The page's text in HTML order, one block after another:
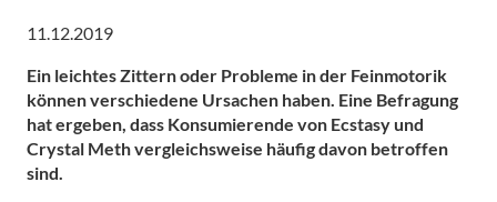
11.12.2019
Ein leichtes Zittern oder Probleme in der Feinmotorik
können verschiedene Ursachen haben. Eine Befragung
hat ergeben, dass Konsumierende von Ecstasy und
Crystal Meth vergleichsweise häufig davon betroffen
sind.